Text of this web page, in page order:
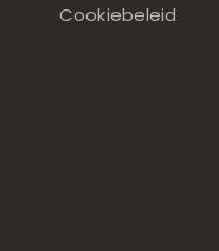
Cookiebeleid